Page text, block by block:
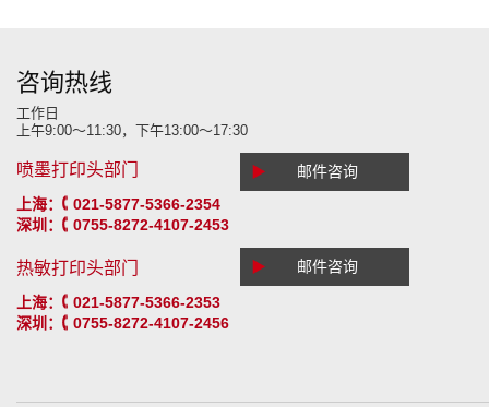
咨询热线
工作日
上午9:00～11:30，下午13:00～17:30
喷墨打印头部门
上海：
021-5877-5366-2354
深圳：
0755-8272-4107-2453
热敏打印头部门
上海：
021-5877-5366-2353
深圳：
0755-8272-4107-2456
▶ 邮件咨询
▶ 邮件咨询